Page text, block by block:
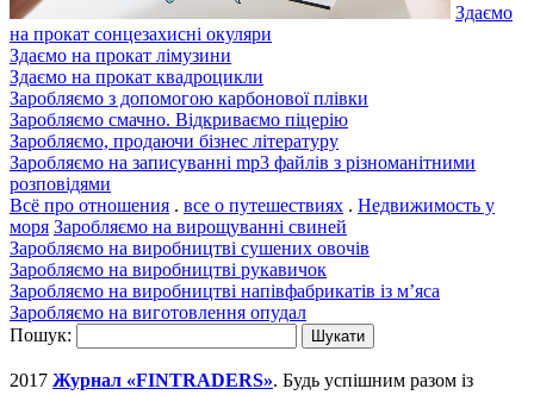
Здаємо
на прокат сонцезахисні окуляри
Здаємо на прокат лімузини
Здаємо на прокат квадроцикли
Заробляємо з допомогою карбонової плівки
Заробляємо смачно. Відкриваємо піцерію
Заробляємо, продаючи бізнес літературу
Заробляємо на записуванні mp3 файлів з різноманітними
розповідями
Всё про отношения . все о путешествиях . Недвижимость у
моря Заробляємо на вирощуванні свиней
Заробляємо на виробництві сушених овочів
Заробляємо на виробництві рукавичок
Заробляємо на виробництві напівфабрикатів із м’яса
Заробляємо на виготовлення опудал
Пошук:
2017 Журнал «FINTRADERS». Будь успішним разом із